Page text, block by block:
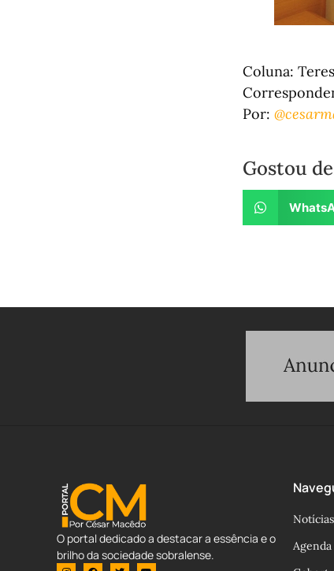
Coluna:
Por:
Gostou
O portal dedicado a destacar a essência e o
brilho da sociedade sobralense.
Notícias
Agenda